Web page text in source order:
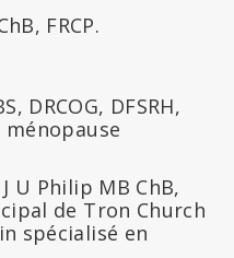
FRCP.
DRCOG, DFSRH,
ménopause
U Philip MB ChB,
de Tron Church
spécialisé en